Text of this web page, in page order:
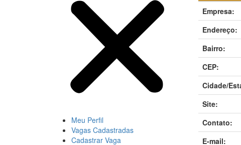
Meu Perfil
Vagas Cadastradas
Cadastrar Vaga
Empresa:
Endereço:
Bairro:
CEP:
Cidade/
Site:
Contato:
E-mail: